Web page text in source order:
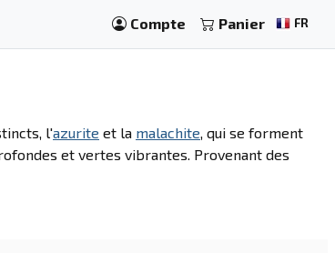
Compte Panier FR
l'azurite et la malachite, qui se forment
et vertes vibrantes. Provenant des